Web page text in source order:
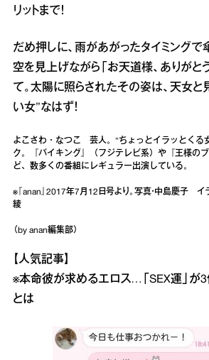
リットまで！
だめ押しに、雨があがったタイミングで
空を見上げながら「お天道様、ありがと
て。太陽に照らされたその姿は、天女と
い女”なはず！
よこさわ・なつこ 芸人。“ちょっとイラッとくる
ク。『バイキング』（フジテレビ系）や『王様の
ど、数多くの番組にレギュラー出演している。
※『anan』2017年7月12日号より。写真・中島慶子 イ
綾
（by anan編集部）
【人気記事】
※本命彼が求めるエロス…「SEX運」が3
とは